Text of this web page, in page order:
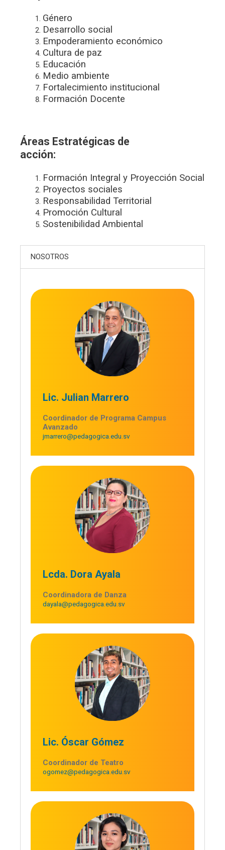
Género
Desarrollo social
Empoderamiento económico
Cultura de paz
Educación
Medio ambiente
Fortalecimiento institucional
Formación Docente
Áreas Estratégicas de
acción:
Formación Integral y Proyección Social
Proyectos sociales
Responsabilidad Territorial
Promoción Cultural
Sostenibilidad Ambiental
NOSOTROS
Lic. Julian Marrero
Coordinador de Programa Campus
Avanzado
jmarrero@pedagogica.edu.sv
Lcda. Dora Ayala
Coordinadora de Danza
dayala@pedagogica.edu.sv
Lic. Óscar Gómez
Coordinador de Teatro
ogomez@pedagogica.edu.sv